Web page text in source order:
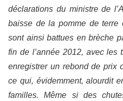
déclarations du ministre de
baisse de la pomme de terre
sont ainsi battues en brèche
fin de l’année 2012, avec les
enregistrer un rebond de prix
ce qui, évidemment, alourdit
familles. Même si des